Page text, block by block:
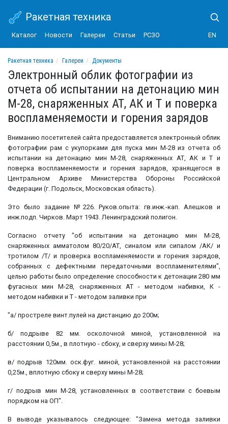
Ракетная техника
Каталог Новости Галереи Статьи РСЗО EN
Ракетная техника Галереи
Документы
Электронный облик фотографии из отчета об испытании на детонацию мин
Электронный облик фотографии из
отчета об испытании на детонацию мин
М-28, снаряженных АТ, АК и Т и поверка
воспламеняемости и горения зарядов
Вниманию посетителей сайта предоставляется электронный облик
фотографии рам с укупорками для пуска мин М-28 из отчета об
испытании на детонацию мин М-28, снаряженных АТ, АК и Т и
поверка воспламеняемости и горения зарядов, хранящегося в
Центральном Архиве Министерства Обороны Российской
Федерации (г. Подольск, Московская область).
Это было задание №226. Руков.опыта: гв.инж.-кап. Алешков и
инж.подп. Чирков. Март 1943. Ленинградский полигон.
Согласно отчету "об испытании на детонацию мин М-28,
снаряженных амматолом 80/20/АТ, синалом или сипалом /АК/ и
тротилом /Т/ и проверка воспламеняемости и горения зарядов,
собранных с дефектными передаточными воспламенителями",
целью работы было определение способности к детонации 280 мм
фугасных мин М-28, снаряженных АТ - методом набивки, К -
методом набивки и Т - методом заливки при
"а/ простреле винт.пулей на дистанцию до 200м;
б/ подрыве 82 мм. осколочной миной, установленной на
расстоянии 0,5м., в плотную - сбоку, и сверху мины М-28;
в/ подрыв 120мм. оск.фуг. миной, установленной на расcтоянии
0,25м., вплотную сбоку и сверху мины М-28;
г/ подрыв мин М-28, установленных в соответствии с боевым
порядком на ОП".
В выводе указывалось следующее: "Замена метода заливки